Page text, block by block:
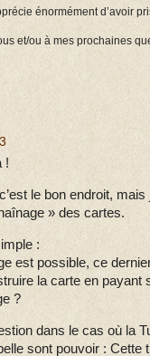
énormément d’avoir
et/ou à mes prochaines
!
le bon endroit,
» des cartes.
:
est possible, ce
la carte en payant
?
dans le cas où la
sont pouvoir : Cette